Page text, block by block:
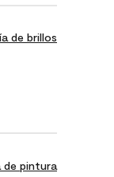
de brillos
de pintura